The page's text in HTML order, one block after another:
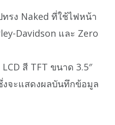
รง Naked ที่ใช้ไฟหน้า
Davidson และ Zero
สี TFT ขนาด 3.5″
งจะแสดงผลบันทึกข้อมูล